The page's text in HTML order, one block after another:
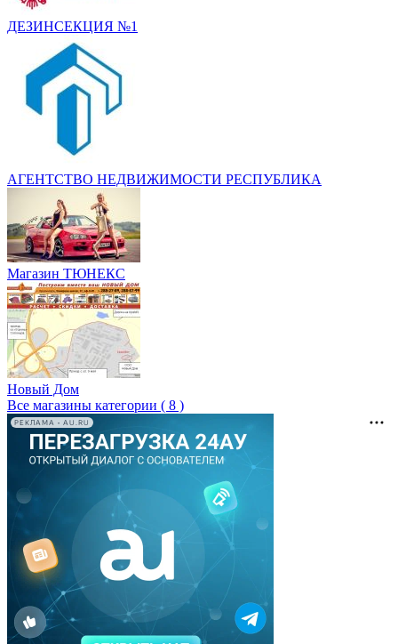
ДЕЗИНСЕКЦИЯ №1
АГЕНТСТВО НЕДВИЖИМОСТИ РЕСПУБЛИКА
Магазин ТЮНЕКС
Новый Дом
Все магазины категории ( 8 )
РЕКЛАМА • AU.RU